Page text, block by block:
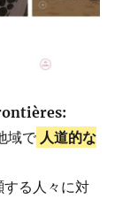
域で 人道的な
る人々に対